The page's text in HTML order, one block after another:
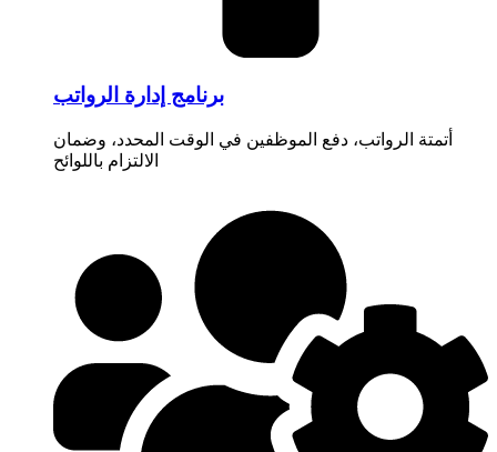
برنامج إدارة الرواتب
أتمتة الرواتب، دفع الموظفين في الوقت المحدد، وضمان
الالتزام باللوائح